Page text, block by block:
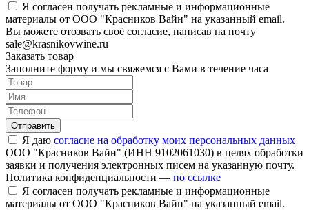
Я согласен получать рекламные и информационные
материалы от ООО "Красников Вайн" на указанный email.
Вы можете отозвать своё согласие, написав на почту
sale@krasnikovwine.ru
Заказать товар
Заполните форму и мы свяжемся с Вами в течение часа
Отправить
Я даю согласие на обработку моих персональных данных
ООО "Красников Вайн" (ИНН 9102061030) в целях обработки
заявки и получения электронных писем на указанную почту.
Политика конфиденциальности — по ссылке
Я согласен получать рекламные и информационные
материалы от ООО "Красников Вайн" на указанный email.